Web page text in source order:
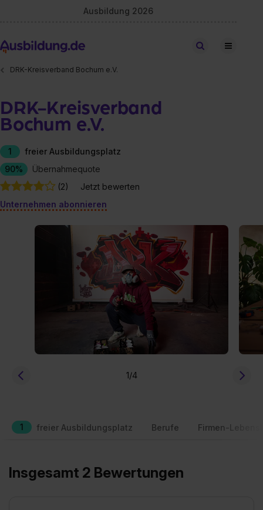
Ausbildung 2026
Stellen finden
DRK-Kreisverband Bochum e.V.
DRK-Kreisverband
Bochum e.V.
1
freier Ausbildungsplatz
90%
Übernahmequote
(2)
Jetzt bewerten
Unternehmen abonnieren
1/4
1 freier Ausbildungsplatz Berufe Firmen-
Insgesamt 2 Bewertungen